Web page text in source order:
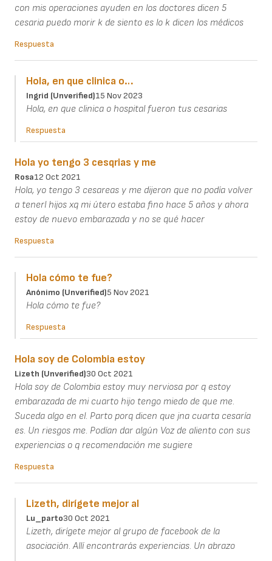
con mis operaciones ayuden en los doctores dicen 5
cesaria puedo morir k de siento es lo k dicen los médicos
Respuesta
Hola, en que clinica o…
Ingrid (unverified)15 Nov 2023
Hola, en que clinica o hospital fueron tus cesarias
Respuesta
Hola yo tengo 3 cesqrias y me
Rosa12 Oct 2021
Hola, yo tengo 3 cesareas y me dijeron que no podía volver
a tenerl hijos xq mi útero estaba fino hace 5 años y ahora
estoy de nuevo embarazada y no se qué hacer
Respuesta
Hola cómo te fue?
Anónimo (unverified)5 Nov 2021
Hola cómo te fue?
Respuesta
Hola soy de Colombia estoy
Lizeth (unverified)30 Oct 2021
Hola soy de Colombia estoy muy nerviosa por q estoy
embarazada de mi cuarto hijo tengo miedo de que me.
Suceda algo en el. Parto porq dicen que jna cuarta cesaría
es. Un riesgos me. Podían dar algún Voz de aliento con sus
experiencias o q recomendación me sugiere
Respuesta
Lizeth, dirígete mejor al
Lu_parto30 Oct 2021
Lizeth, dirígete mejor al grupo de facebook de la
asociación. Allí encontrarás experiencias. Un abrazo